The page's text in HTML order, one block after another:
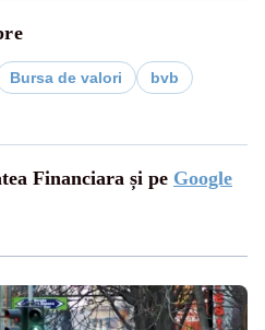
Bursa de valori
bvb
Financiara și pe Google